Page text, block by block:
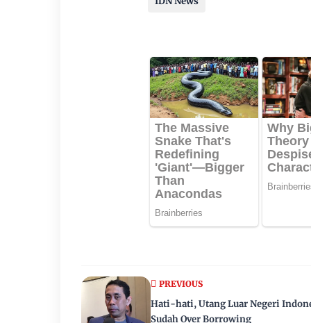
PREVIOUS
Hati-hati, Utang Luar Negeri
Sudah Over Borrowing